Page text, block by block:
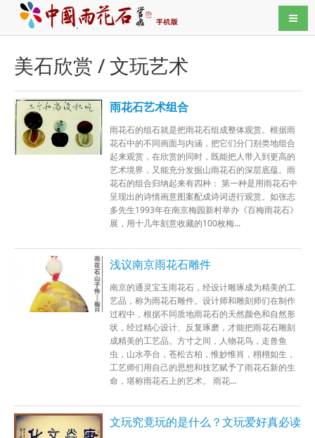
导航
美石欣赏 / 文玩艺术
雨花石艺术组合
雨花石的组石就是把雨花石组成整体观赏。根据雨
花石中的不同画面与内涵，把它们分门别类地组合
起来观赏，在欣赏的同时，既能把人带入到更高的
艺术境界，又能充分发掘山雨花石的深层底蕴。雨
花石的组合归纳起来有四种： 第一种是用雨花石中
呈现出的诗情画意图案配成诗词进行观赏。如张志
多先生1993年在南京梅园新村举办《百梅雨花石》
展，用十几年刻意收藏的100枚梅...
浅议南京雨花石雕件
南京的通灵宝玉雨花石，经设计雕琢成为精美的工
艺品，称为雨花石雕件。设计师和雕刻师们在制作
过程中，根据不同质地雨花石的天然颜色和自然形
状，经过精心设计、反复琢磨，才能把雨花石雕刻
成精美的工艺品。方寸之间，人物花鸟，走兽鱼
虫，山水亭台，苍松古柏，惟妙惟肖，栩栩如生，
工艺师们用自己的思想和技艺赋予了雨花石新的生
命，堪称雨花石上的艺术。 雨花...
文玩究竟玩的是什么？文玩爱好真必读